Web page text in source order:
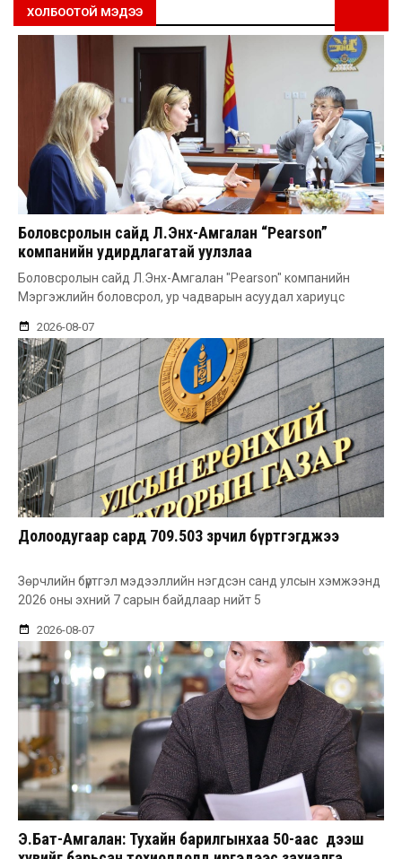
ХОЛБООТОЙ МЭДЭЭ
Боловсролын сайд Л.Энх-Амгалан “Pearson”
компанийн удирдлагатай уулзлаа
Боловсролын сайд Л.Энх-Амгалан "Pearson" компанийн
Мэргэжлийн боловсрол, ур чадварын асуудал хариуцс
2026-08-07
Долоодугаар сард 709.503 зөрчил бүртгэгджээ
Зөрчлийн бүртгэл мэдээллийн нэгдсэн санд улсын хэмжээнд
2026 оны эхний 7 сарын байдлаар нийт 5
2026-08-07
Э.Бат-Амгалан: Тухайн барилгынхаа 50-аас дээш